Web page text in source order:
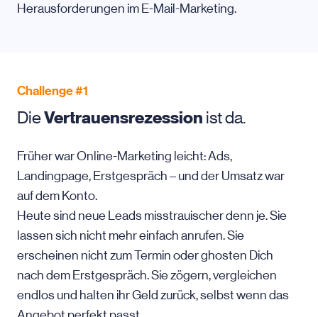
Herausforderungen im E-Mail-Marketing.
Challenge #1
DieVertrauensrezession ist da.
Früher war Online-Marketing leicht: Ads,
Landingpage, Erstgespräch – und der Umsatz war
auf dem Konto.
Heute sind neue Leads misstrauischer denn je. Sie
lassen sich nicht mehr einfach anrufen. Sie
erscheinen nicht zum Termin oder ghosten Dich
nach dem Erstgespräch. Sie zögern, vergleichen
endlos und halten ihr Geld zurück, selbst wenn das